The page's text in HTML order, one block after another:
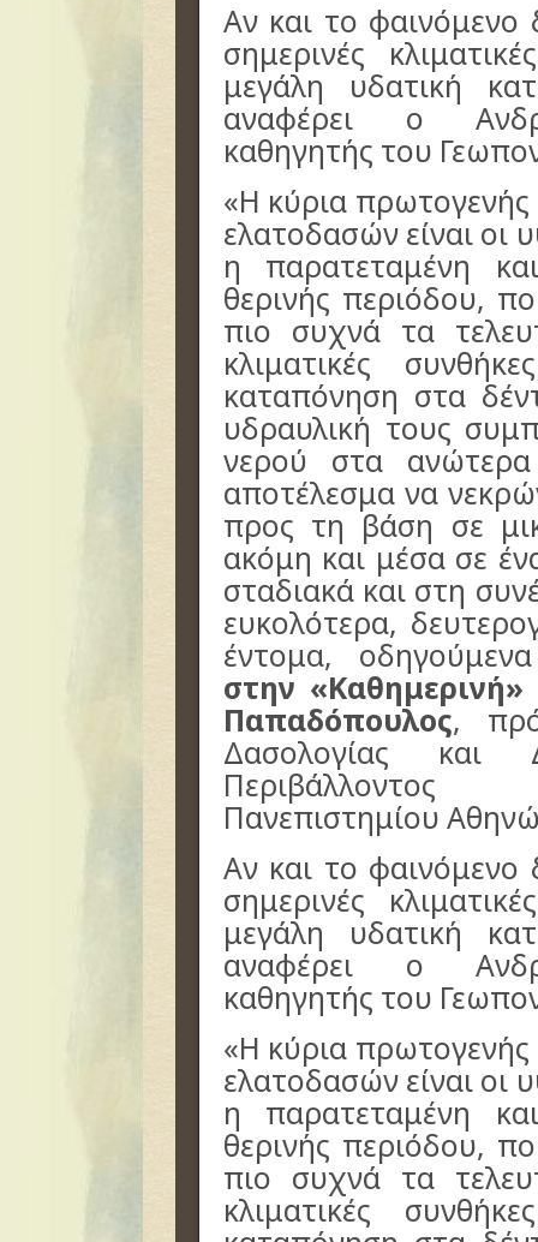
Αν και το φαινόμενο
σημερινές
μεγάλη υδατική
αναφέρει ο
καθηγητής του
«Η κύρια πρωτογενής
ελατοδασών είναι οι
η παρατεταμένη
θερινής περιόδου,
πιο συχνά τα
κλιματικές
καταπόνηση στα
υδραυλική τους
νερού στα
αποτέλεσμα να
προς τη βάση σε
ακόμη και μέσα σε
σταδιακά και στη
ευκολότερα,
έντομα,
στην
Παπαδόπουλος,
Δασολογίας και
Πανεπιστημίου
Αν και το φαινόμενο
σημερινές
μεγάλη υδατική
αναφέρει ο
καθηγητής του
«Η κύρια πρωτογενής
ελατοδασών είναι οι
η παρατεταμένη
θερινής περιόδου,
πιο συχνά τα
κλιματικές